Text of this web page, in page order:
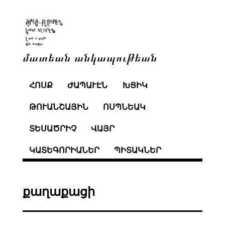
մատեան անկապութեան
ՀՈՍՔ ԺԱՊԱՒԷՆ ԽՑԻԿ
ԹՈՒԱՆՇԱՅԻՆ ՈՍՊՆԵԱԿ
ՏԵՍԱԾՐԻՉ ՎԱՅՐ
ԿԱՏԵԳՈՐԻԱՆԵՐ ՊԻՏԱԿՆԵՐ
քաղաքացի